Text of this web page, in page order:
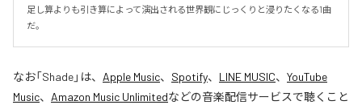
足し算よりも引き算によって演出される世界観にじっくりと浸りたくなる1曲
だ。
なお「Shade」は、 Apple Music、 Spotify、 LINE MUSIC、 YouTube
Music、 Amazon Music Unlimitedなどの音楽配信サービスで聴くこと